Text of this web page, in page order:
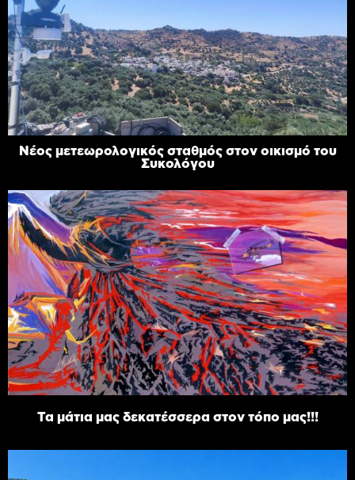
Νέος μετεωρολογικός σταθμός στον οικισμό του
Συκολόγου
Τα μάτια μας δεκατέσσερα στον τόπο μας!!!